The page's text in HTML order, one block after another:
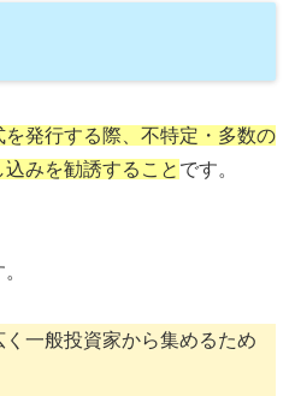
を発行する際、不特定・多数の
みを勧誘すること です。
く一般投資家から集めるため